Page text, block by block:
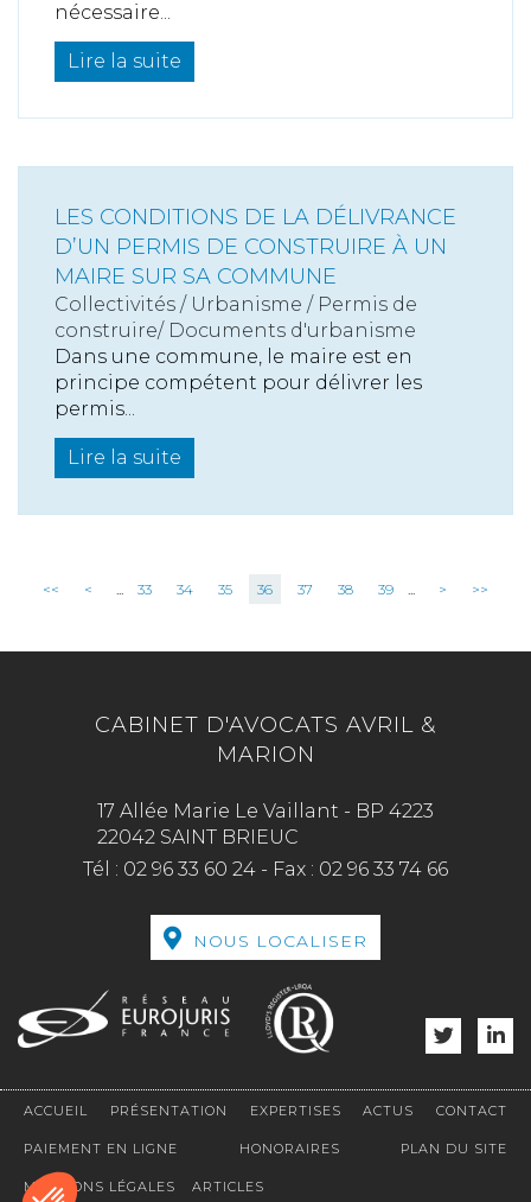
nécessaire...
Lire la suite
LES CONDITIONS DE LA DÉLIVRANCE
D’UN PERMIS DE CONSTRUIRE À UN
MAIRE SUR SA COMMUNE
Collectivités / Urbanisme / Permis de
construire/ Documents d'urbanisme
Dans une commune, le maire est en
principe compétent pour délivrer les
permis...
Lire la suite
<< < ... 33 34 35 36 37 38 39 ... > >>
CABINET D'AVOCATS AVRIL &
MARION
17 Allée Marie Le Vaillant - BP 4223
22042 SAINT BRIEUC
Tél : 02 96 33 60 24 - Fax : 02 96 33 74 66
NOUS LOCALISER
ACCUEIL PRÉSENTATION EXPERTISES ACTUS CONTACT
PAIEMENT EN LIGNE HONORAIRES PLAN DU SITE
MENTIONS LÉGALES ARTICLES